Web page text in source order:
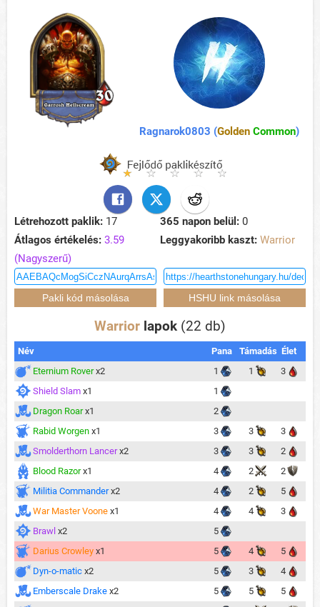
Ragnarok0803 (Golden Common)
Létrehozott paklik: 17 365 napon belül: 0
Átlagos értékelés: 3.59
(Nagyszerű)
Leggyakoribb kaszt: Warrior
Warrior lapok (22 db)
Név Pana Támadás Élet
Eternium Rover x2 1 1
3
Shield Slam x1
1
Dragon Roar x1
2
Rabid Worgen x1 3 3
3
Smolderthorn Lancer x2 3 3
2
Blood Razor x1 4 2
2
Militia Commander x2 4 2
5
War Master Voone x1 4 4
3
Brawl x2
5
Darius Crowley x1 5 4
5
Dyn-o-matic x2 5 3
4
Emberscale Drake x2 5 5
5